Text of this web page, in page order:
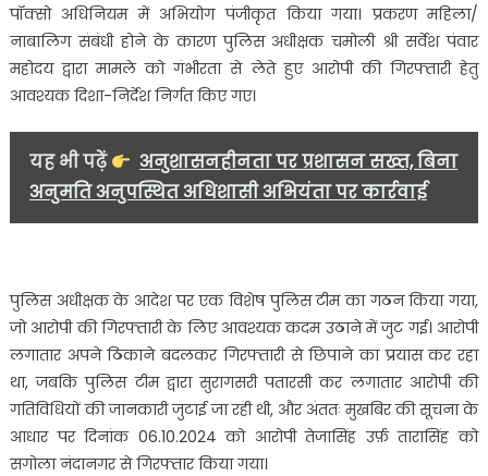
दुष्कर्म
के
आरोपी
पुलिस
ने
किया
पॉक्सो अधिनियम में अभियोग पंजीकृत किया गया। प्रकरण महिला/
नाबालिग संबंधी होने के कारण पुलिस अधीक्षक चमोली श्री सर्वेश पंवार
महोदय द्वारा मामले को गंभीरता से लेते हुए आरोपी की गिरफ्तारी हेतु
आवश्यक दिशा-निर्देश निर्गत किए गए।
यह भी पढ़ें
अनुशासनहीनता पर प्रशासन सख्त, बिना
अनुमति अनुपस्थित अधिशासी अभियंता पर कार्रवाई
पुलिस अधीक्षक के आदेश पर एक विशेष पुलिस टीम का गठन किया गया,
जो आरोपी की गिरफ्तारी के लिए आवश्यक कदम उठाने में जुट गई। आरोपी
लगातार अपने ठिकाने बदलकर गिरफ्तारी से छिपाने का प्रयास कर रहा
था, जबकि पुलिस टीम द्वारा सुरागसरी पतारसी कर लगातार आरोपी की
गतिविधियों की जानकारी जुटाई जा रही थी, और अंततः मुखबिर की सूचना के
आधार पर दिनांक 06.10.2024 को आरोपी तेजासिंह उर्फ़ तारासिंह को
सगोला नंदानगर से गिरफ्तार किया गया।